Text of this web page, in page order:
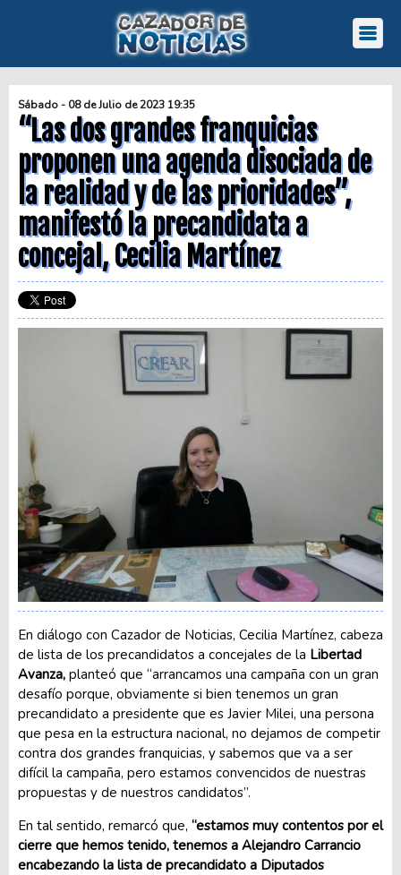
Sábado - 08 de Julio de 2023 19:35
“Las dos grandes franquicias
proponen una agenda disociada de
la realidad y de las prioridades”,
manifestó la precandidata a
concejal, Cecilia Martínez
En diálogo con Cazador de Noticias, Cecilia Martínez, cabeza
de lista de los precandidatos a concejales de la Libertad
Avanza, planteó que “arrancamos una campaña con un gran
desafío porque, obviamente si bien tenemos un gran
precandidato a presidente que es Javier Milei, una persona
que pesa en la estructura nacional, no dejamos de competir
contra dos grandes franquicias, y sabemos que va a ser
difícil la campaña, pero estamos convencidos de nuestras
propuestas y de nuestros candidatos”.
En tal sentido, remarcó que, “estamos muy contentos por el
cierre que hemos tenido, tenemos a Alejandro Carrancio
encabezando la lista de precandidato a Diputados